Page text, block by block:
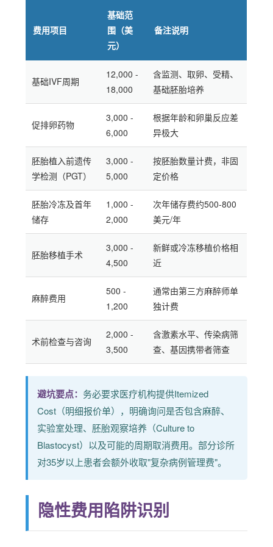
费用项目
基础范
围（美
元）
备注说明
基础IVF周期
12,000 -
18,000
含监测、取卵、受精、
基础胚胎培养
促排卵药物
3,000 -
6,000
根据年龄和卵巢反应差
异极大
胚胎植入前遗传
学检测（PGT）
3,000 -
5,000
按胚胎数量计费，非固
定价格
胚胎冷冻及首年
储存
1,000 -
2,000
次年储存费约500-800
美元/年
胚胎移植手术
3,000 -
4,500
新鲜或冷冻移植价格相
近
麻醉费用
500 -
1,200
通常由第三方麻醉师单
独计费
术前检查与咨询
2,000 -
3,500
含激素水平、传染病筛
查、基因携带者筛查
避坑要点： 务必要求医疗机构提供Itemized
Cost（明细报价单），明确询问是否包含麻醉、
实验室处理、胚胎观察培养（Culture to
Blastocyst）以及可能的周期取消费用。部分诊所
对35岁以上患者会额外收取"复杂病例管理费"。
隐性费用陷阱识别